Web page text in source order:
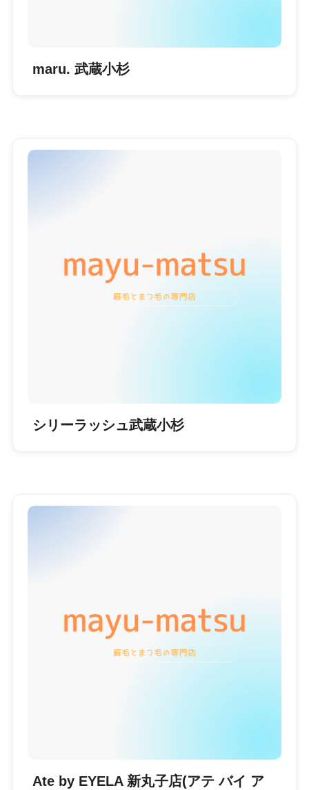
maru. 武蔵小杉
シリーラッシュ武蔵小杉
Ate by EYELA 新丸子店(アテ バイ ア